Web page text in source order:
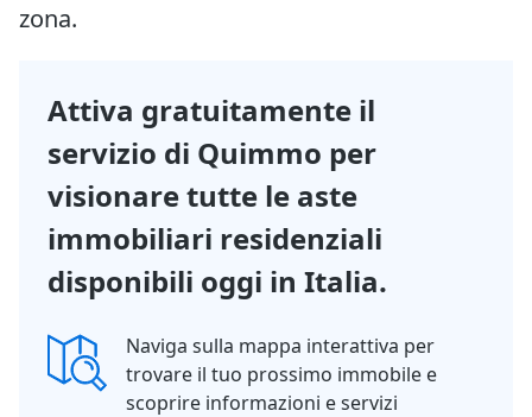
zona.
Attiva gratuitamente il
servizio di Quimmo per
visionare tutte le aste
immobiliari residenziali
disponibili oggi in Italia.
Naviga sulla mappa interattiva per
trovare il tuo prossimo immobile e
scoprire informazioni e servizi